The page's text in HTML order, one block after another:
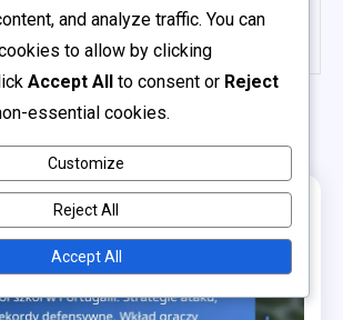
and analyze traffic. You can
to allow by clicking
Accept All to consent or Reject
essential cookies.
Customize
Reject All
Accept All